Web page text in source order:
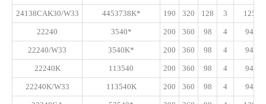
24138CAK30/W33 4453738K* 190 320 128 3 1250
22240 3540* 200 360 98 4 940
22240/W33 3540K* 200 360 98 4 940
22240K 113540 200 360 98 4 940
22240K/W33 113540K 200 360 98 4 940